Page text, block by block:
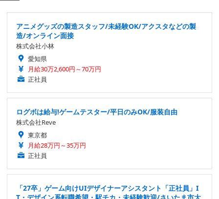
アニメグッズの製造スタッフ/未経験OK/アクスタなどの製
造/オンライン面接
株式会社小林
愛知県
月給30万2,600円～70万円
正社員
ログボは給与!ゲームテスター/平日のみOK/服装自由
株式会社Reve
東京都
月給28万円～35万円
正社員
「27卒」ゲーム向けUIデザイナーアシスタント「正社員」I